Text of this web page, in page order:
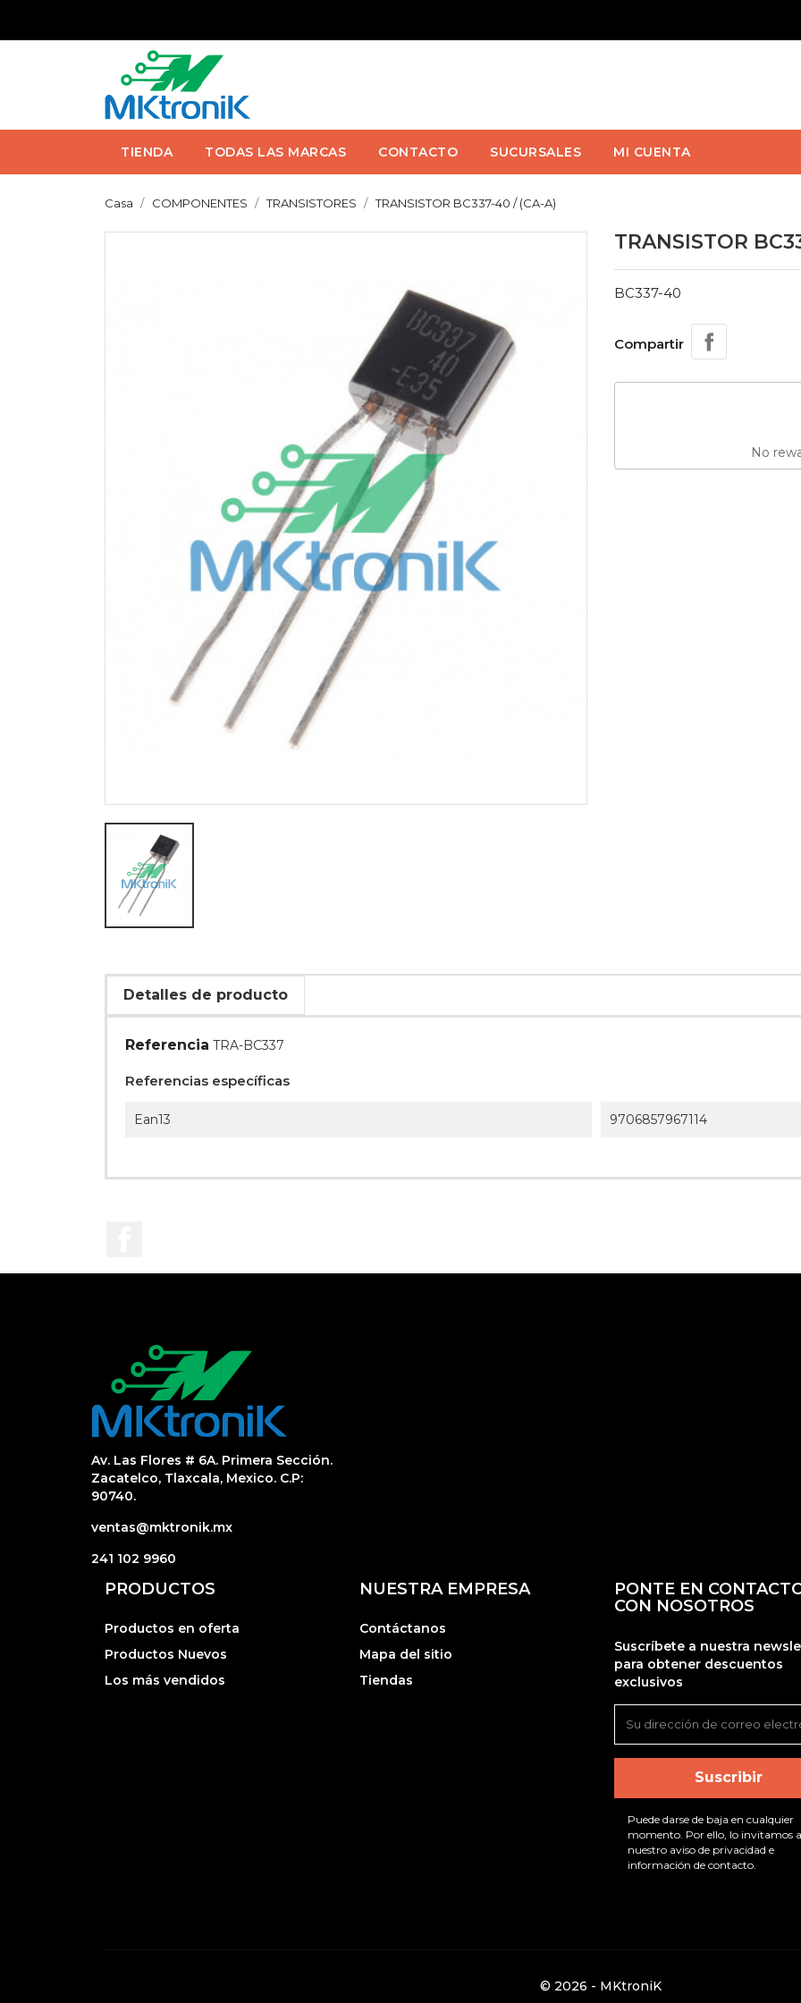
TIENDA TODAS LAS MARCAS CONTACTO SUCURSALES MI CUENTA
Casa COMPONENTES TRANSISTORES TRANSISTOR BC337-40 / (CA-A)
TRANSISTOR
BC337-40
Compartir
No
Detalles de producto
Referencia TRA-BC337
Referencias específicas
Ean13 9706857967114
Av. Las Flores # 6A. Primera Sección.
Zacatelco, Tlaxcala, Mexico. C.P:
90740.
ventas@mktronik.mx
241 102 9960
PRODUCTOS
Productos en oferta
Productos Nuevos
Los más vendidos
NUESTRA EMPRESA
Contáctanos
Mapa del sitio
Tiendas
PONTE EN
CON NOSOTROS
Suscríbete a nuestra
para obtener descuentos
exclusivos
Puede darse de baja en cualquier
momento. Por ello, lo invitamos
nuestro aviso de privacidad e
información de contacto.
© 2026 - MKtroniK